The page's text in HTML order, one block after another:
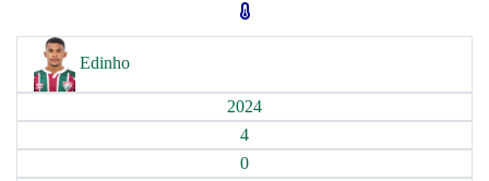
Edinho
2024
4
0